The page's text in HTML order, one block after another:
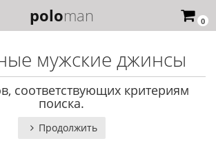
0
poloman
мужские джинсы
соответствующих критериям
поиска.
Продолжить